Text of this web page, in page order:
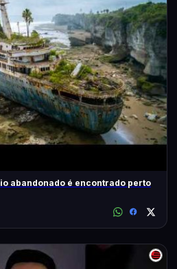
abandonado é encontrado perto